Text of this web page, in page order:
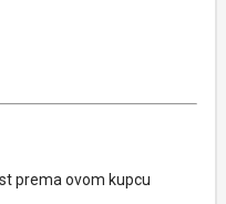
prema ovom kupcu